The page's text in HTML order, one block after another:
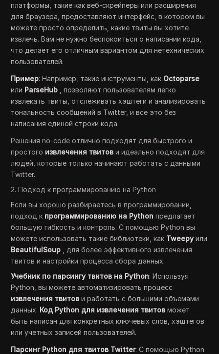
платформы, такие как веб-скрейперы или расширения
для браузера, предоставляют интерфейс, в котором вы
можете просто определить, какие твиты вы хотите
извлечь. Вам не нужно беспокоиться о написании кода,
что делает его отличным вариантом для нетехнических
пользователей.
Пример: Например, такие инструменты, как Octoparse
или ParseHub , позволяют пользователям легко
извлекать твиты, отслеживать хэштеги и анализировать
тональность сообщений в Twitter, и все это без
написания единой строки кода.
Решения no-code отлично подходят для быстрого и
простого извлечения твитов и идеально подходят для
людей, которые только начинают работать с данными
Twitter.
2. Подход к программированию на Python
Если вы хорошо разбираетесь в программировании,
подход к программированию на Python предлагает
большую гибкость и контроль. С помощью Python вы
можете использовать такие библиотеки, как Tweepyили
BeautifulSoup , для более эффективного извлечения
твитов и настройки процесса сбора данных.
Учебник по парсингу твитов на Python: Используя
Python, вы можете автоматизировать процесс
извлечения твитов и работать с большими объемами
данных. Код Python для извлечения твитов может
быть написан для конкретных ключевых слов, хэштегов
или учетных записей пользователей.
Парсинг Python для твитов Twitter: С помощью Python